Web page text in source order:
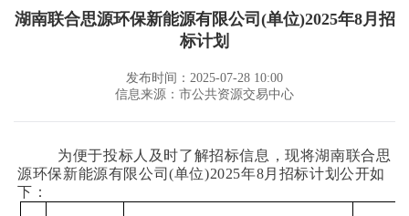
湖南联合思源环保新能源有限公司(单位)2025年8月招
标计划
发布时间：2025-07-28 10:00
信息来源：市公共资源交易中心
为便于投标人及时了解招标信息，现将湖南联合思
源环保新能源有限公司(单位)2025年8月招标计划公开如
下：